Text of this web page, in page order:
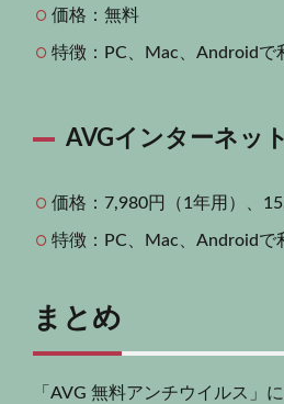
価格：無料
特徴：PC、Mac、Androidで
AVGインターネッ
価格：7,980円（1年用）、
特徴：PC、Mac、Androidで
まとめ
「AVG 無料アンチウイルス」